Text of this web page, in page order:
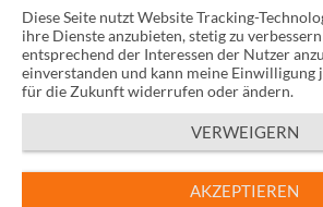
Diese Seite nutzt Website Tracking-
ihre Dienste anzubieten, stetig zu
entsprechend der Interessen der Nutzer
einverstanden und kann meine
für die Zukunft widerrufen oder ändern.
VERWEIGERN
AKZEPTIEREN